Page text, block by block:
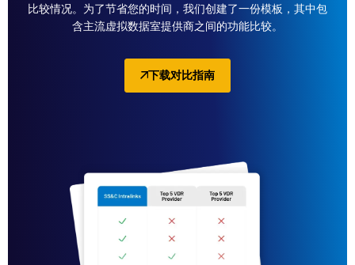
比较情况。为了节省您的时间，我们创建了一份模板，其中包
含主流虚拟数据室提供商之间的功能比较。
下载对比指南